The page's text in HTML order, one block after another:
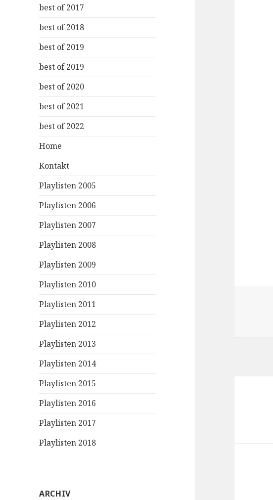
best of 2017
best of 2018
best of 2019
best of 2019
best of 2020
best of 2021
best of 2022
Home
Kontakt
Playlisten 2005
Playlisten 2006
Playlisten 2007
Playlisten 2008
Playlisten 2009
Playlisten 2010
Playlisten 2011
Playlisten 2012
Playlisten 2013
Playlisten 2014
Playlisten 2015
Playlisten 2016
Playlisten 2017
Playlisten 2018
ARCHIV